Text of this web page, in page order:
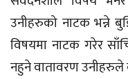
उनीहरुको नाटक भन्ने
विषयमा नाटक गरेर
नहुने वातावरण उनीहरुले